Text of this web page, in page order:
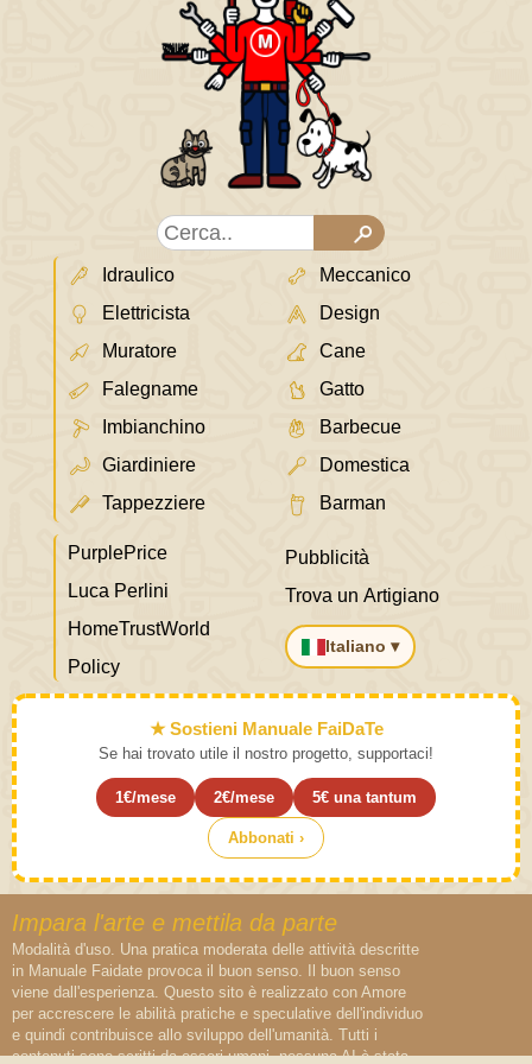
Idraulico
Elettricista
Muratore
Falegname
Imbianchino
Giardiniere
Tappezziere
Meccanico
Design
Cane
Gatto
Barbecue
Domestica
Barman
PurplePrice
Luca Perlini
HomeTrustWorld
Policy
Pubblicità
Trova un Artigiano
Italiano ▾
★ Sostieni Manuale FaiDaTe
Se hai trovato utile il nostro progetto, supportaci!
1€/mese 2€/mese 5€ una tantum
Abbonati ›
Impara l'arte e mettila da parte
Modalità d'uso. Una pratica moderata delle attività descritte
in Manuale Faidate provoca il buon senso. Il buon senso
viene dall'esperienza. Questo sito è realizzato con Amore
per accrescere le abilità pratiche e speculative dell'individuo
e quindi contribuisce allo sviluppo dell'umanità. Tutti i
contenuti sono scritti da esseri umani, nessuna AI è stata